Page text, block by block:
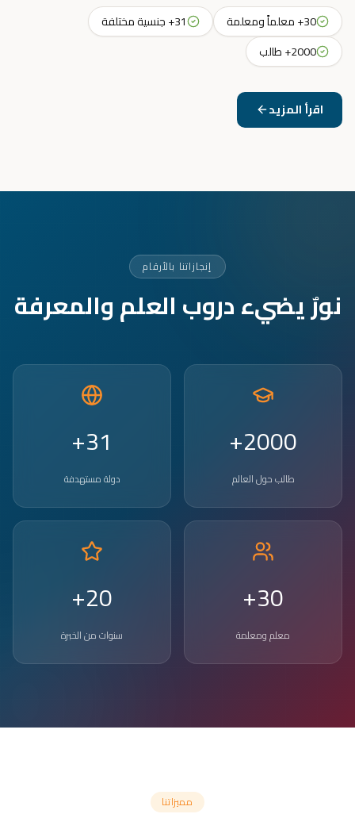
30+ معلماً ومعلمة
31+ جنسية مختلفة
2000+ طالب
اقرأ المزيد
إنجازاتنا بالأرقام
نورٌ يضيء دروب العلم والمعرفة
2000+
طالب حول العالم
31+
دولة مستهدفة
30+
معلم ومعلمة
20+
سنوات من الخبرة
مميزاتنا